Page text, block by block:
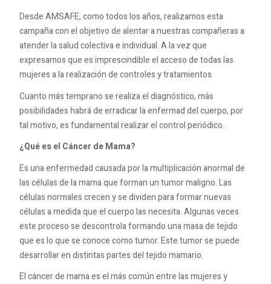
Desde AMSAFE, como todos los años, realizamos esta
campaña con el objetivo de alentar a nuestras compañeras a
atender la salud colectiva e individual. A la vez que
expresamos que es imprescindible el acceso de todas las
mujeres a la realización de controles y tratamientos.
Cuanto más temprano se realiza el diagnóstico, más
posibilidades habrá de erradicar la enfermad del cuerpo, por
tal motivo, es fundamental realizar el control periódico.
¿Qué es el Cáncer de Mama?
Es una enfermedad causada por la multiplicación anormal de
las células de la mama que forman un tumor maligno. Las
células normales crecen y se dividen para formar nuevas
células a medida que el cuerpo las necesita. Algunas veces
este proceso se descontrola formando una masa de tejido
que es lo que se conoce como tumor. Este tumor se puede
desarrollar en distintas partes del tejido mamario.
El cáncer de mama es el más común entre las mujeres y